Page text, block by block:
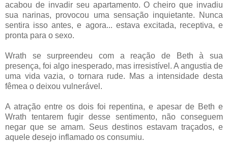
acabou de invadir seu apartamento. O cheiro que invadiu
sua narinas, provocou uma sensação inquietante. Nunca
sentira isso antes, e agora... estava excitada, receptiva, e
pronta para o sexo.
Wrath se surpreendeu com a reação de Beth à sua
presença, foi algo inesperado, mas irresistível. A angustia de
uma vida vazia, o tornara rude. Mas a intensidade desta
fêmea o deixou vulnerável.
A atraçãoentre os dois foi repentina, e apesar de Beth e
Wrath tentarem fugir desse sentimento, não conseguem
negar que se amam. Seus destinos estavam traçados, e
aquele desejo inflamado os consumiu.